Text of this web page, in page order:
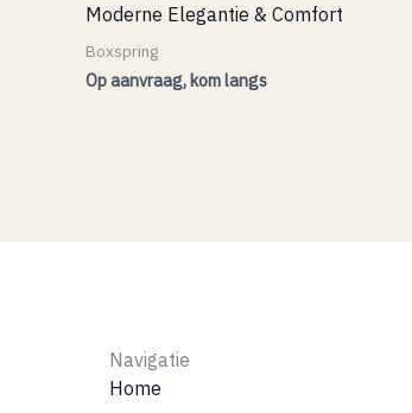
Moderne Elegantie & Comfort
Boxspring
Op aanvraag, kom langs
Navigatie
Home